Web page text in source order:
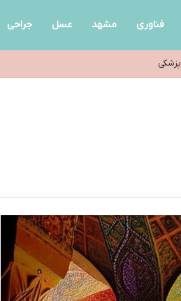
فناوری مشهد عسل جراحی
پزشکی